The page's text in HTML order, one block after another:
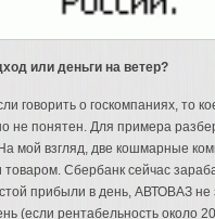
или деньги на ветер?
говорить о госкомпаниях, то
не понятен. Для примера
мой взгляд, две кошмарные
товаром. Сбербанк сейчас
прибыли в день, АВТОВАЗ
(если рентабельность около